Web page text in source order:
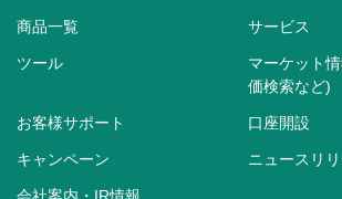
商品一覧 サービス
ツール
マーケット
価検索など)
お客様サポート 口座開設
キャンペーン ニュースリ
会社案内・IR情報